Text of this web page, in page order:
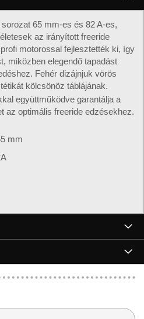
65 mm-es és 82 A-es,
az irányított freeride
motorossal fejlesztették ki, így
miközben elegendő tapadást
Fehér dizájnjuk vörös
kölcsönöz táblájának.
együttműködve garantálja a
az optimális freeride edzésekhez.
mm